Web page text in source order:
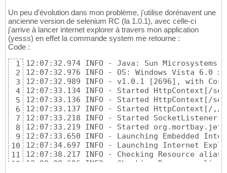
Un peu d'évolution dans mon problème, j'utilise dorénavent une
ancienne version de selenium RC (la 1.0.1), avec celle-ci
j'arrive à lancer internet explorer à travers mon application
(yesss) en effet la commande system me retourne :
Code :
1
2
3
4
5
6
7
8
9
10
11
12
12:07:32.974 INFO - Java: Sun
12:07:32.976 INFO - OS: Windows Vista 6.0
12:07:32.989 INFO - v1.0.1 [2696], with Core
12:07:33.134 INFO - Started HttpContext[/
12:07:33.136 INFO - Started HttpContext[/
12:07:33.137 INFO - Started HttpContext[/
12:07:33.218 INFO - Started SocketListener
12:07:33.219 INFO - Started
12:07:33.650 INFO - Launching Embedded
12:07:34.697 INFO - Launching Internet
12:07:38.217 INFO - Checking Resource
12:08:08.696 INFO - Checking Resource